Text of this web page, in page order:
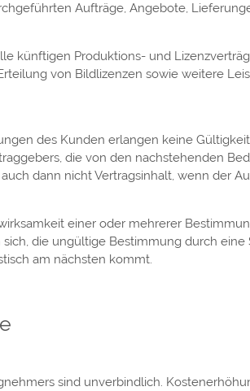
Aufträge, Angebote,
künftigen Produktions- und
von Bildlizenzen sowie weitere
des Kunden erlangen keine
die von den nachstehenden
dann nicht Vertragsinhalt, wenn der
einer oder mehrerer
die ungültige Bestimmung durch
am nächsten kommt.
sind unverbindlich.